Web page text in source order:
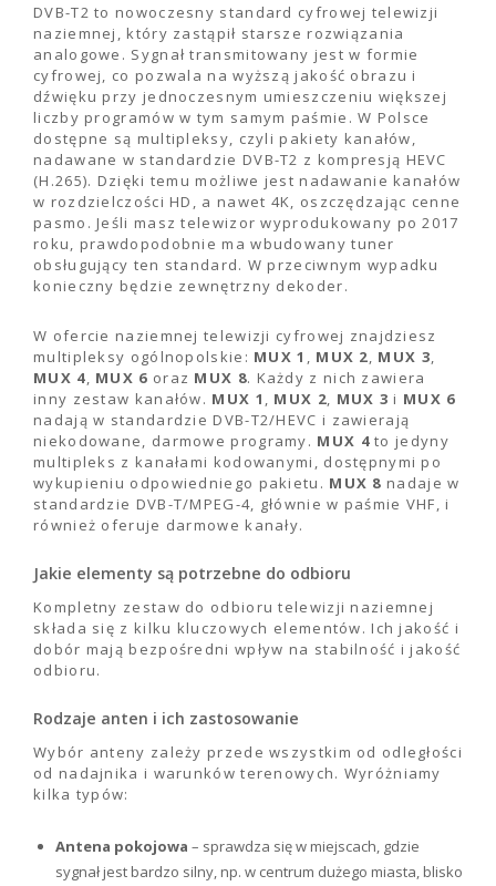
DVB-T2 to nowoczesny standard cyfrowej telewizji
naziemnej, który zastąpił starsze rozwiązania
analogowe. Sygnał transmitowany jest w formie
cyfrowej, co pozwala na wyższą jakość obrazu i
dźwięku przy jednoczesnym umieszczeniu większej
liczby programów w tym samym paśmie. W Polsce
dostępne są multipleksy, czyli pakiety kanałów,
nadawane w standardzie DVB-T2 z kompresją HEVC
(H.265). Dzięki temu możliwe jest nadawanie kanałów
w rozdzielczości HD, a nawet 4K, oszczędzając cenne
pasmo. Jeśli masz telewizor wyprodukowany po 2017
roku, prawdopodobnie ma wbudowany tuner
obsługujący ten standard. W przeciwnym wypadku
konieczny będzie zewnętrzny dekoder.
W ofercie naziemnej telewizji cyfrowej znajdziesz
multipleksy ogólnopolskie: MUX 1 , MUX 2, MUX 3,
MUX 4, MUX 6 oraz MUX 8. Każdy z nich zawiera
inny zestaw kanałów. MUX 1 , MUX 2, MUX 3 i MUX 6
nadają w standardzie DVB-T2/HEVC i zawierają
niekodowane, darmowe programy. MUX 4to jedyny
multipleks z kanałami kodowanymi, dostępnymi po
wykupieniu odpowiedniego pakietu. MUX 8 nadaje w
standardzie DVB-T/MPEG-4, głównie w paśmie VHF, i
również oferuje darmowe kanały.
Jakie elementy są potrzebne do odbioru
Kompletny zestaw do odbioru telewizji naziemnej
składa się z kilku kluczowych elementów. Ich jakość i
dobór mają bezpośredni wpływ na stabilność i jakość
odbioru.
Rodzaje anten i ich zastosowanie
Wybór anteny zależy przede wszystkim od odległości
od nadajnika i warunków terenowych. Wyróżniamy
kilka typów:
Antena pokojowa – sprawdza się w miejscach, gdzie
sygnał jest bardzo silny, np. w centrum dużego miasta, blisko